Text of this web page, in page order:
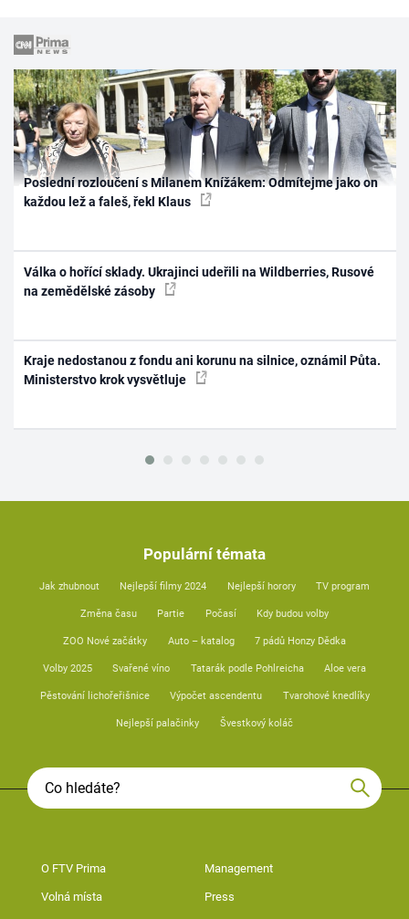
Poslední rozloučení s Milanem Knížákem: Odmítejme jako on
každou lež a faleš, řekl Klaus
Válka o hořící sklady. Ukrajinci udeřili na Wildberries, Rusové
na zemědělské zásoby
Kraje nedostanou z fondu ani korunu na silnice, oznámil Půta.
Ministerstvo krok vysvětluje
Populární témata
Jak zhubnout Nejlepší filmy 2024 Nejlepší horory TV program
Změna času Partie Počasí Kdy budou volby
ZOO Nové začátky Auto – katalog 7 pádů Honzy Dědka
Volby 2025 Svařené víno Tatarák podle Pohlreicha Aloe vera
Pěstování lichořeřišnice Výpočet ascendentu Tvarohové knedlíky
Nejlepší palačinky Švestkový koláč
O FTV Prima Management
Volná místa Press